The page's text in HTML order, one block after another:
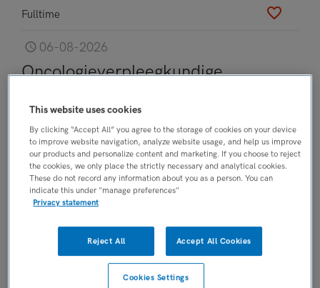
Fulltime
06-08-2026
Oncologieverpleegkundige
Haaglanden Medisch Centrum
Gravenhage
FUNCTIE
Oncologie verpleegkundige
This website uses cookies
By clicking “Accept All” you agree to the storage of cookies on your device
to improve website navigation, analyze website usage, and help us improve
our products and personalize content and marketing. If you choose to reject
the cookies, we only place the strictly necessary and analytical cookies.
These do not record any information about you as a person. You can
indicate this under "manage preferences"
Privacy statement
Reject All Accept All Cookies
Cookies Settings